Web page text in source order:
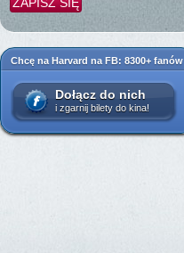
Chcę na Harvard na FB: 8300+ fanów
Dołącz do nich
i zgarnij bilety do kina!